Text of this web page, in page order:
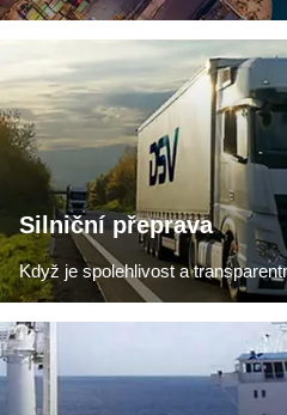
Silniční přeprava
Když je spolehlivost a